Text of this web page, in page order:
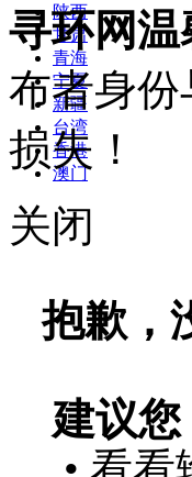
陕西
甘肃
青海
宁夏
新疆
台湾
香港
澳门
寻环网温
布者身
损失！
关闭
抱歉，
建议您